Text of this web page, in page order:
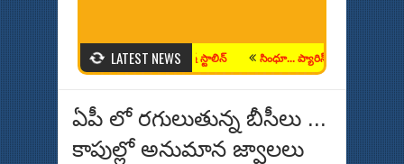
LATEST NEWS
నుంచి ఆధ్యాత్మిక మార్గం వైపు శభాష్ స్టాలిన్ సింధూ... ప్యారిస్ లో స్వర్ణమే
ఏపీ లో రగులుతున్న బీసీలు ...
కాపుల్లో అనుమాన జ్వాలలు